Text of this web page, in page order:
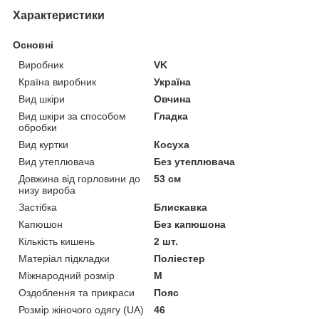
Характеристики
Основні
Виробник
VK
Країна виробник
Україна
Вид шкіри
Овчина
Вид шкіри за способом
обробки
Гладка
Вид куртки
Косуха
Вид утеплювача
Без утеплювача
Довжина від горловини до
низу вироба
53 см
Застібка
Блискавка
Капюшон
Без капюшона
Кількість кишень
2 шт.
Матеріал підкладки
Поліестер
Міжнародний розмір
M
Оздоблення та прикраси
Пояс
Розмір жіночого одягу (UA)
46